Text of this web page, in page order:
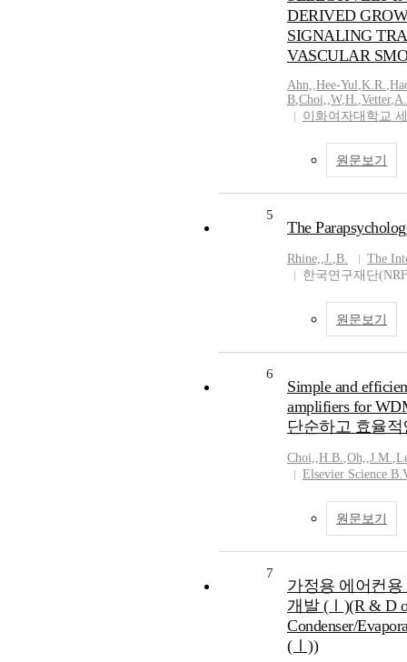
DERIVED
SIGNALING
VASCULAR
Ahn,,Hee-Yul,K.R.,
B,Choi,,W,H.,Vetter,A.
이화여자대학교
원문보기
5
The
Rhine,,J.,B.
The
한국연구재단
원문보기
6
Simple and
amplifiers for
단순하고 효율적
Choi,,H.B.,Oh,,J.M.,
Elsevier Science
원문보기
7
가정용 에어컨용
개발 (Ⅰ)(R & D
Condenser/
(Ⅰ))